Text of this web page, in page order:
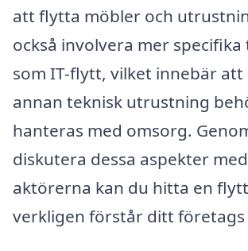
att flytta möbler och
också involvera mer
som IT-flytt, vilket innebär
annan teknisk utrustning
hanteras med omsorg.
diskutera dessa aspekter
aktörerna kan du hitta en
verkligen förstår ditt företags